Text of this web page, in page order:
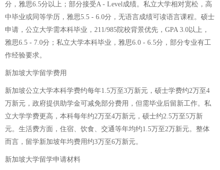
分，雅思6.5分以上；部分接受A - Level成绩。私立大学相对宽松，高
中毕业或同等学历，雅思5.5 - 6.0分，无语言成绩可读语言课程。硕士
申请，公立大学需本科毕业，211/985院校背景优先，GPA 3.0以上，
雅思6.5 - 7.0分；私立大学本科毕业，雅思6.0 - 6.5分，部分专业有工
作经验要求。
新加坡大学留学费用
新加坡公立大学本科学费约每年1.5万至3万新元，硕士学费约2万至4
万新元，政府提供助学金可减免部分费用，但需毕业后留新工作。私
立大学学费更高，本科每年约2万至4万新元，硕士约2.5万至5万新
元。生活费方面，住宿、饮食、交通等年均约1.5万至2万新元。整体
而言，留学新加坡年均费用约3万至6万新元。
新加坡大学留学申请材料